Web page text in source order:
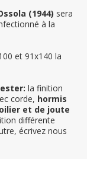
(1944) sera
à la
et 91x140 la
la finition
corde, hormis
et de joute
différente
écrivez nous